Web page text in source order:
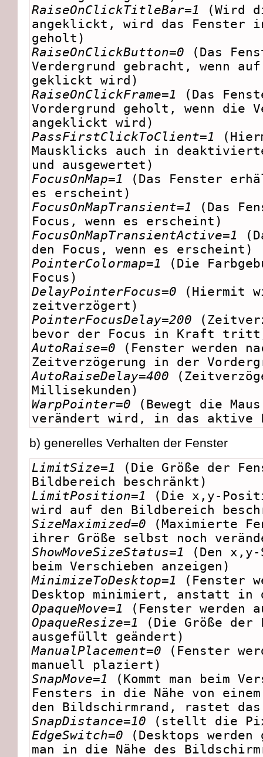
RaiseOnClickTitleBar=1
(Wird
angeklickt, wird das Fenster
geholt)
RaiseOnClickButton=0 (Das
Verdergrund gebracht, wenn
geklickt wird)
RaiseOnClickFrame=1
(Das
Vordergrund geholt, wenn die
angeklickt wird)
PassFirstClickToClient=1
Mausklicks auch in
und ausgewertet)
FocusOnMap=1
(Das Fenster
es erscheint)
FocusOnMapTransient=1
(Das
Focus, wenn es erscheint)
FocusOnMapTransientActive=1
den Focus, wenn es erscheint)
PointerColormap=1
(Die
Focus)
DelayPointerFocus=0 (Hiermit
zeitverzögert)
PointerFocusDelay=200
bevor der Focus in Kraft
AutoRaise=0 (Fenster werden
Zeitverzögerung in der
AutoRaiseDelay=400
Millisekunden)
WarpPointer=0 (Bewegt die
verändert wird, in das aktive
b) generelles Verhalten der Fenster
LimitSize=1
(Die Größe der
Bildbereich beschränkt)
LimitPosition=1
(Die x,y-
wird auf den Bildbereich
SizeMaximized=0 (Maximierte
ihrer Größe selbst noch
ShowMoveSizeStatus=1
(Den x,y-
beim Verschieben anzeigen)
MinimizeToDesktop=1
(Fenster
Desktop minimiert, anstatt in
OpaqueMove=1
(Fenster werden
OpaqueResize=1
(Die Größe der
ausgefüllt geändert)
ManualPlacement=0 (Fenster
manuell plaziert)
SnapMove=1
(Kommt man beim
Fensters in die Nähe von
den Bildschirmrand, rastet
SnapDistance=10 (stellt die
EdgeSwitch=0 (Desktops werden
man in die Nähe des